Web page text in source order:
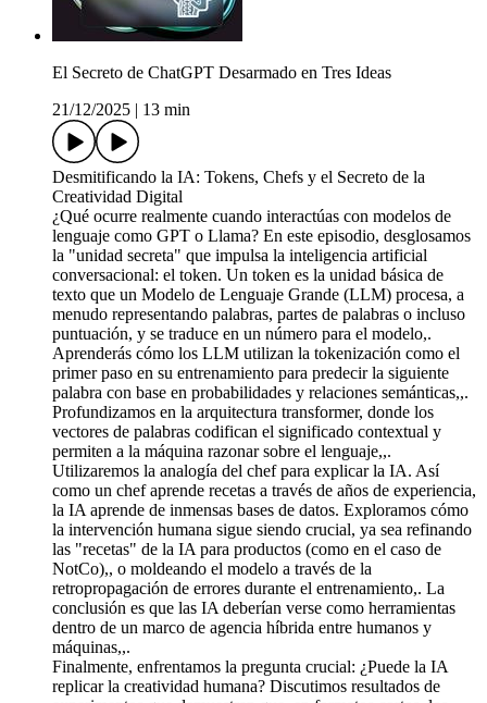
El Secreto de ChatGPT Desarmado en Tres Ideas
21/12/2025
13 min
Desmitificando la IA: Tokens, Chefs y el Secreto de la
Creatividad Digital
¿Qué ocurre realmente cuando interactúas con modelos de
lenguaje como GPT o Llama? En este episodio, desglosamos
la "unidad secreta" que impulsa la inteligencia artificial
conversacional: el token. Un token es la unidad básica de
texto que un Modelo de Lenguaje Grande (LLM) procesa, a
menudo representando palabras, partes de palabras o incluso
puntuación, y se traduce en un número para el modelo,.
Aprenderás cómo los LLM utilizan la tokenización como el
primer paso en su entrenamiento para predecir la siguiente
palabra con base en probabilidades y relaciones semánticas,,.
Profundizamos en la arquitectura transformer, donde los
vectores de palabras codifican el significado contextual y
permiten a la máquina razonar sobre el lenguaje,,.
Utilizaremos la analogía del chef para explicar la IA. Así
como un chef aprende recetas a través de años de experiencia,
la IA aprende de inmensas bases de datos. Exploramos cómo
la intervención humana sigue siendo crucial, ya sea refinando
las "recetas" de la IA para productos (como en el caso de
NotCo),, o moldeando el modelo a través de la
retropropagación de errores durante el entrenamiento,. La
conclusión es que las IA deberían verse como herramientas
dentro de un marco de agencia híbrida entre humanos y
máquinas,,.
Finalmente, enfrentamos la pregunta crucial: ¿Puede la IA
replicar la creatividad humana? Discutimos resultados de